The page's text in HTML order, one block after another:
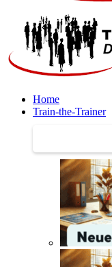
Home
Train-the-Trainer